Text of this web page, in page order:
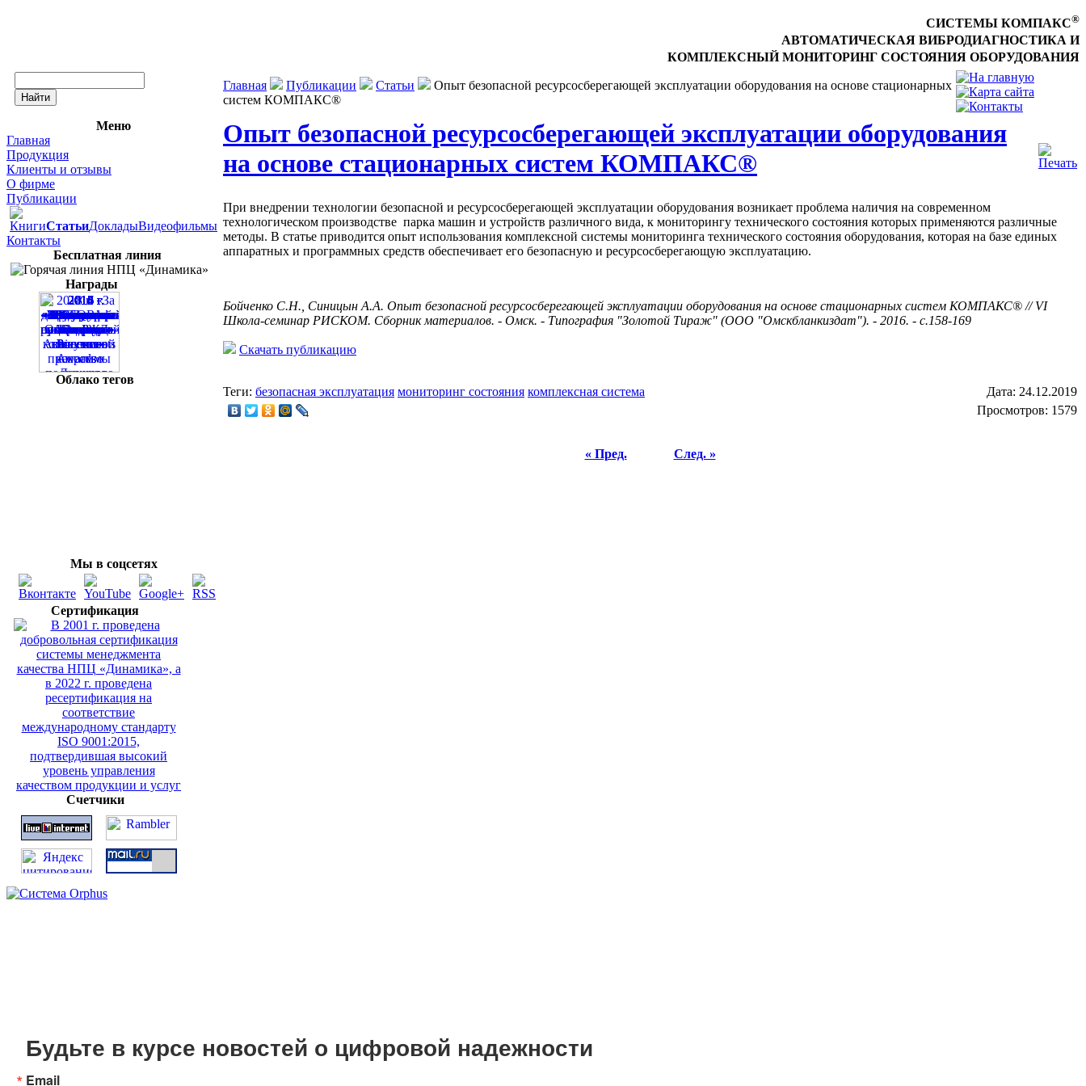
СИСТЕМЫ КОМПАКС®
АВТОМАТИЧЕСКАЯ ВИБРОДИАГНОСТИКА И
КОМПЛЕКСНЫЙ МОНИТОРИНГ СОСТОЯНИЯ ОБОРУДОВАНИЯ
Меню
Главная
Продукция
Клиенты и отзывы
О фирме
Публикации
КнигиСтатьиДокладыВидеофильмы
Контакты
Бесплатная линия
Награды
Облако тегов
Мы в соцсетях
Сертификация
Счетчики
Главная Публикации Статьи
Опыт безопасной ресурсосберегающей эксплуатации оборудования на основе стационарных
систем КОМПАКС®
Опыт безопасной ресурсосберегающей эксплуатации оборудования
на основе стационарных систем КОМПАКС®
При внедрении технологии безопасной и ресурсосберегающей эксплуатации оборудования возникает проблема наличия на современном
технологическом производстве парка машин и устройств различного вида, к мониторингу технического состояния которых применяются различные
методы. В статье приводится опыт использования комплексной системы мониторинга технического состояния оборудования, которая на базе единых
аппаратных и программных средств обеспечивает его безопасную и ресурсосберегающую эксплуатацию.
Бойченко С.Н., Синицын А.А. Опыт безопасной ресурсосберегающей эксплуатации оборудования на основе стационарных систем КОМПАКС® // VI
Школа-семинар РИСКОМ. Сборник материалов. - Омск. - Типография "Золотой Тираж" (ООО "Омскбланкиздат"). - 2016. - с.158-169
Скачать публикацию
Теги: безопасная эксплуатация мониторинг состояния комплексная система Дата: 24.12.2019
Просмотров: 1579
« Пред. След. »
Будьте в курсе новостей о цифровой надежности
Email